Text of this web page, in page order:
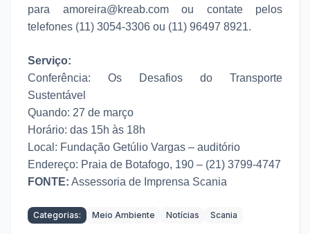
para amoreira@kreab.com ou contate pelos
telefones (11) 3054-3306 ou (11) 96497 8921.
Serviço:
Conferência: Os Desafios do Transporte
Sustentável
Quando: 27 de março
Horário: das 15h às 18h
Local: Fundação Getúlio Vargas – auditório
Endereço: Praia de Botafogo, 190 – (21) 3799-4747
FONTE: Assessoria de Imprensa Scania
Categorias: Meio Ambiente Notícias Scania